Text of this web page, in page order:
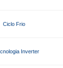
Ciclo Frio
Inverter